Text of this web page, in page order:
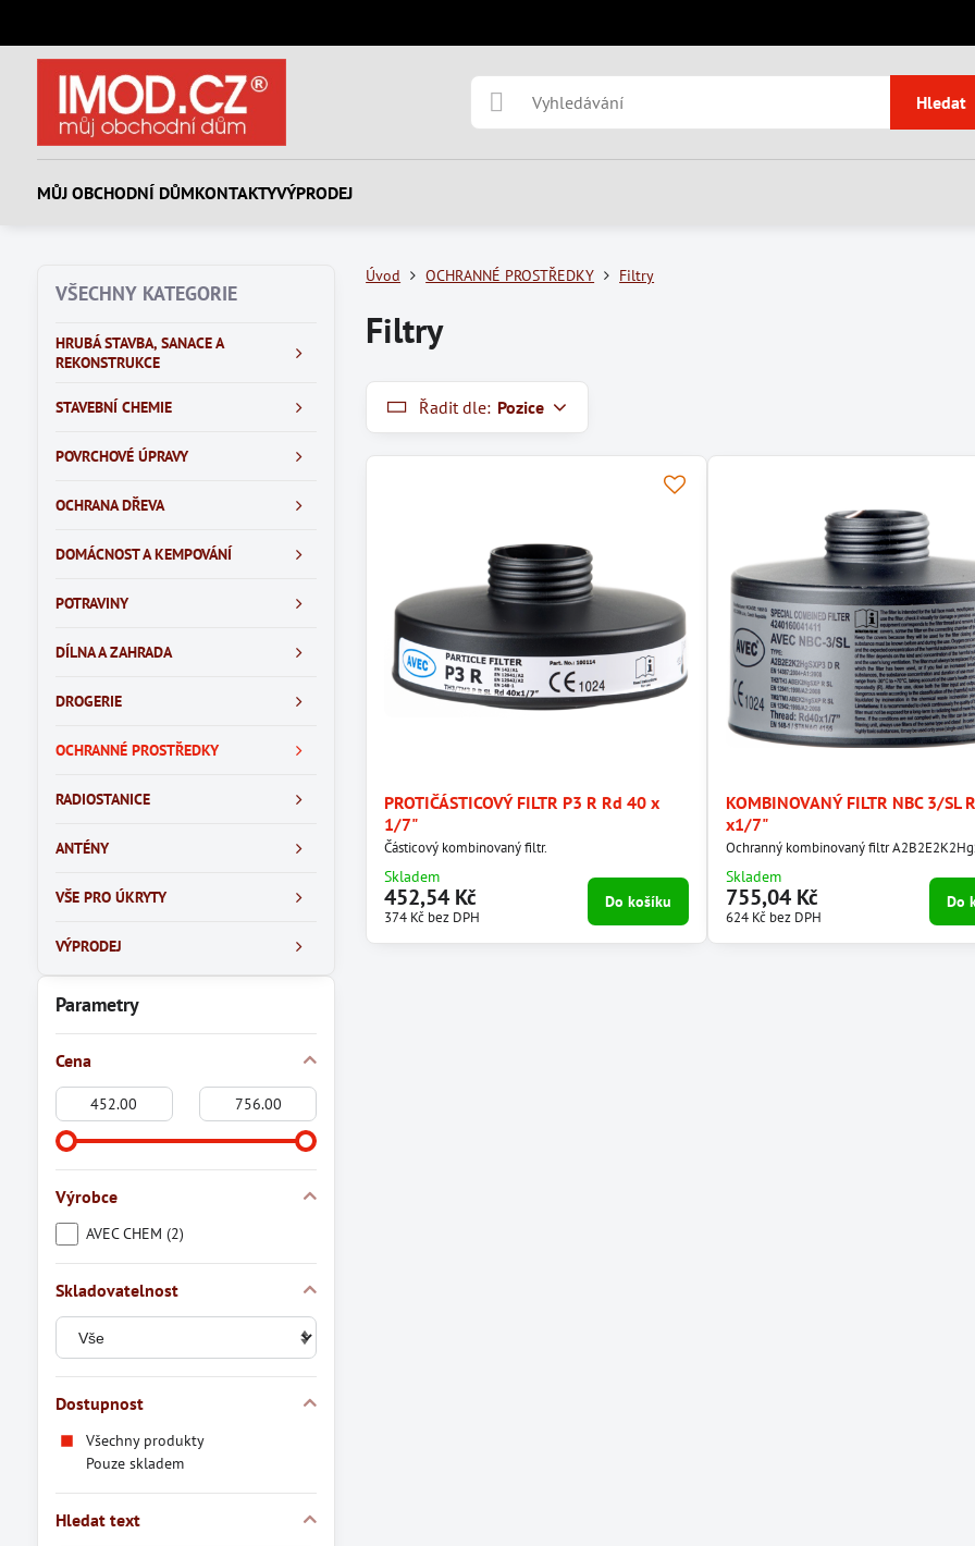
Hledat
MŮJ OBCHODNÍ DŮMKONTAKTYVÝPRODEJ
Úvod OCHRANNÉ PROSTŘEDKY Filtry
Filtry
Řadit dle: Pozice
PROTIČÁSTICOVÝ FILTR P3 R Rd 40 x
1/7"
Částicový kombinovaný filtr.
Skladem
452,54 Kč
374 Kč bez DPH
Do košíku
KOMBINOVANÝ FILTR NBC 3/SL
x1/7"
Ochranný kombinovaný filtr
Skladem
755,04 Kč
624 Kč bez DPH
Do
Parametry
Cena
Od:
Do:
Výrobce
AVEC CHEM (2)
Skladovatelnost
Dostupnost
Všechny produkty
Pouze skladem
Hledat text
VŠECHNY KATEGORIE
HRUBÁ STAVBA, SANACE A
REKONSTRUKCE
STAVEBNÍ CHEMIE
POVRCHOVÉ ÚPRAVY
OCHRANA DŘEVA
DOMÁCNOST A KEMPOVÁNÍ
POTRAVINY
DÍLNA A ZAHRADA
DROGERIE
OCHRANNÉ PROSTŘEDKY
RADIOSTANICE
ANTÉNY
VŠE PRO ÚKRYTY
VÝPRODEJ